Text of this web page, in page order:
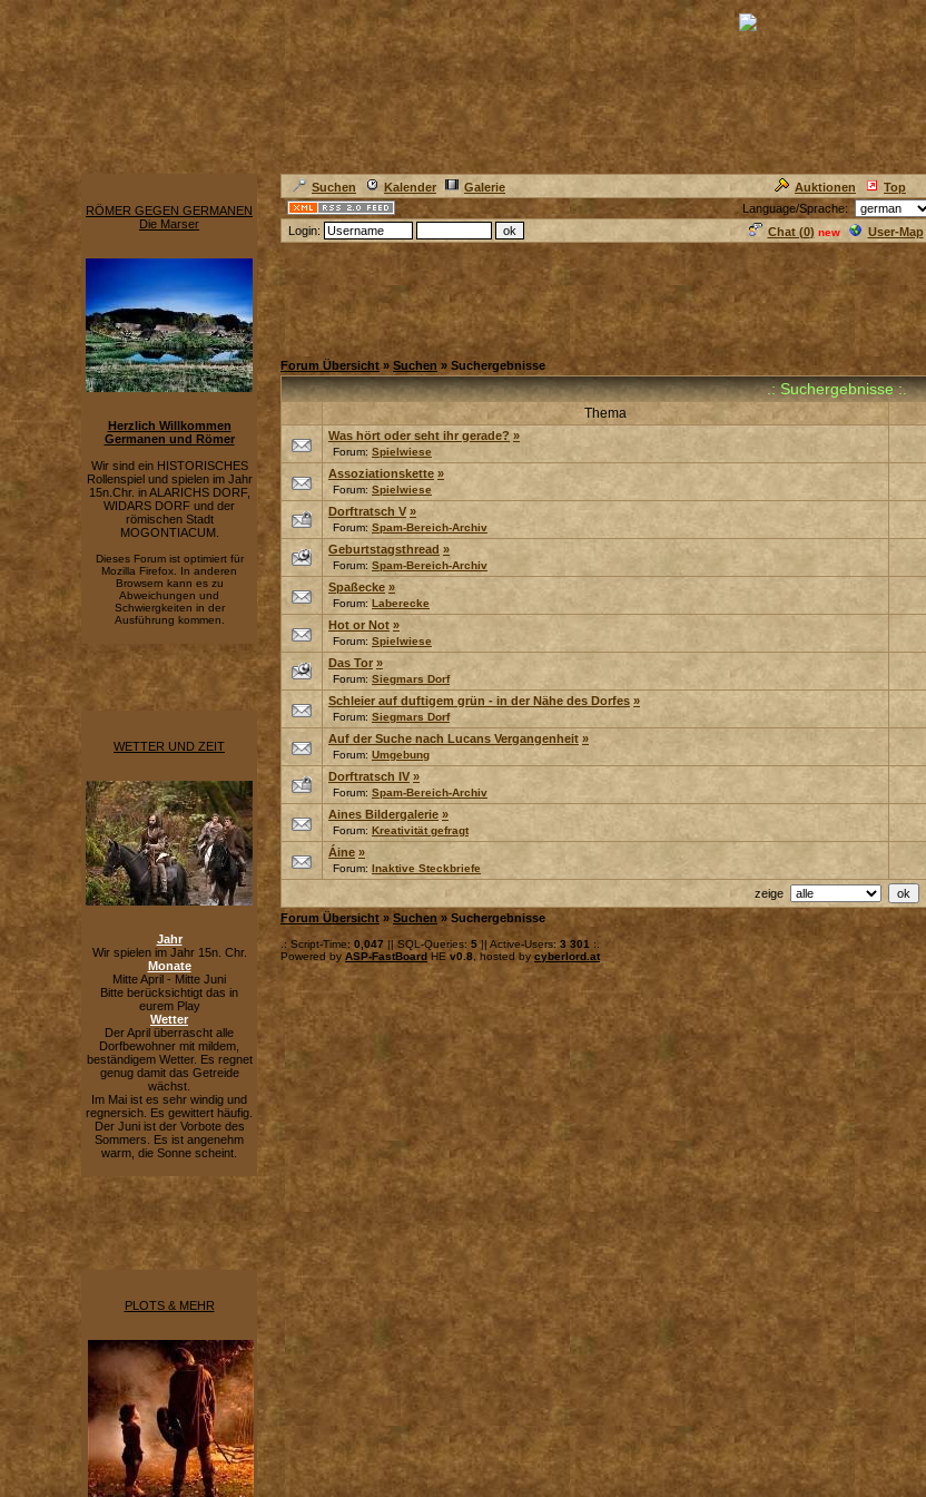
RÖMER GEGEN GERMANEN
Die Marser
Herzlich Willkommen
Germanen und Römer
Wir sind ein HISTORISCHES
Rollenspiel und spielen im Jahr
15n.Chr. in ALARICHS DORF,
WIDARS DORF und der
römischen Stadt
MOGONTIACUM.
Dieses Forum ist optimiert für
Mozilla Firefox. In anderen
Browsern kann es zu
Abweichungen und
Schwiergkeiten in der
Ausführung kommen.
WETTER UND ZEIT
Jahr
Wir spielen im Jahr 15n. Chr.
Monate
Mitte April - Mitte Juni
Bitte berücksichtigt das in
eurem Play
Wetter
Der April überrascht alle
Dorfbewohner mit mildem,
beständigem Wetter. Es regnet
genug damit das Getreide
wächst.
Im Mai ist es sehr windig und
regnersich. Es gewittert häufig.
Der Juni ist der Vorbote des
Sommers. Es ist angenehm
warm, die Sonne scheint.
PLOTS & MEHR
Suchen Kalender Galerie Auktionen Top
Language/Sprache:
Login:
Chat (0) new User-Map
Forum Übersicht » Suchen » Suchergebnisse
.: Suchergebnisse :.
Thema
Was hört oder seht ihr gerade? »
Forum: Spielwiese
Assoziationskette »
Forum: Spielwiese
Dorftratsch V »
Forum: Spam-Bereich-Archiv
Geburtstagsthread »
Forum: Spam-Bereich-Archiv
Spaßecke »
Forum: Laberecke
Hot or Not »
Forum: Spielwiese
Das Tor »
Forum: Siegmars Dorf
Schleier auf duftigem grün - in der Nähe des Dorfes »
Forum: Siegmars Dorf
Auf der Suche nach Lucans Vergangenheit »
Forum: Umgebung
Dorftratsch IV »
Forum: Spam-Bereich-Archiv
Aines Bildergalerie »
Forum: Kreativität gefragt
Áine »
Forum: Inaktive Steckbriefe
zeige
Forum Übersicht » Suchen» Suchergebnisse
.: Script-Time: 0,047 || SQL-Queries: 5|| Active-Users: 3 301 :.
Powered by ASP-FastBoard HE v0.8 , hosted by cyberlord.at